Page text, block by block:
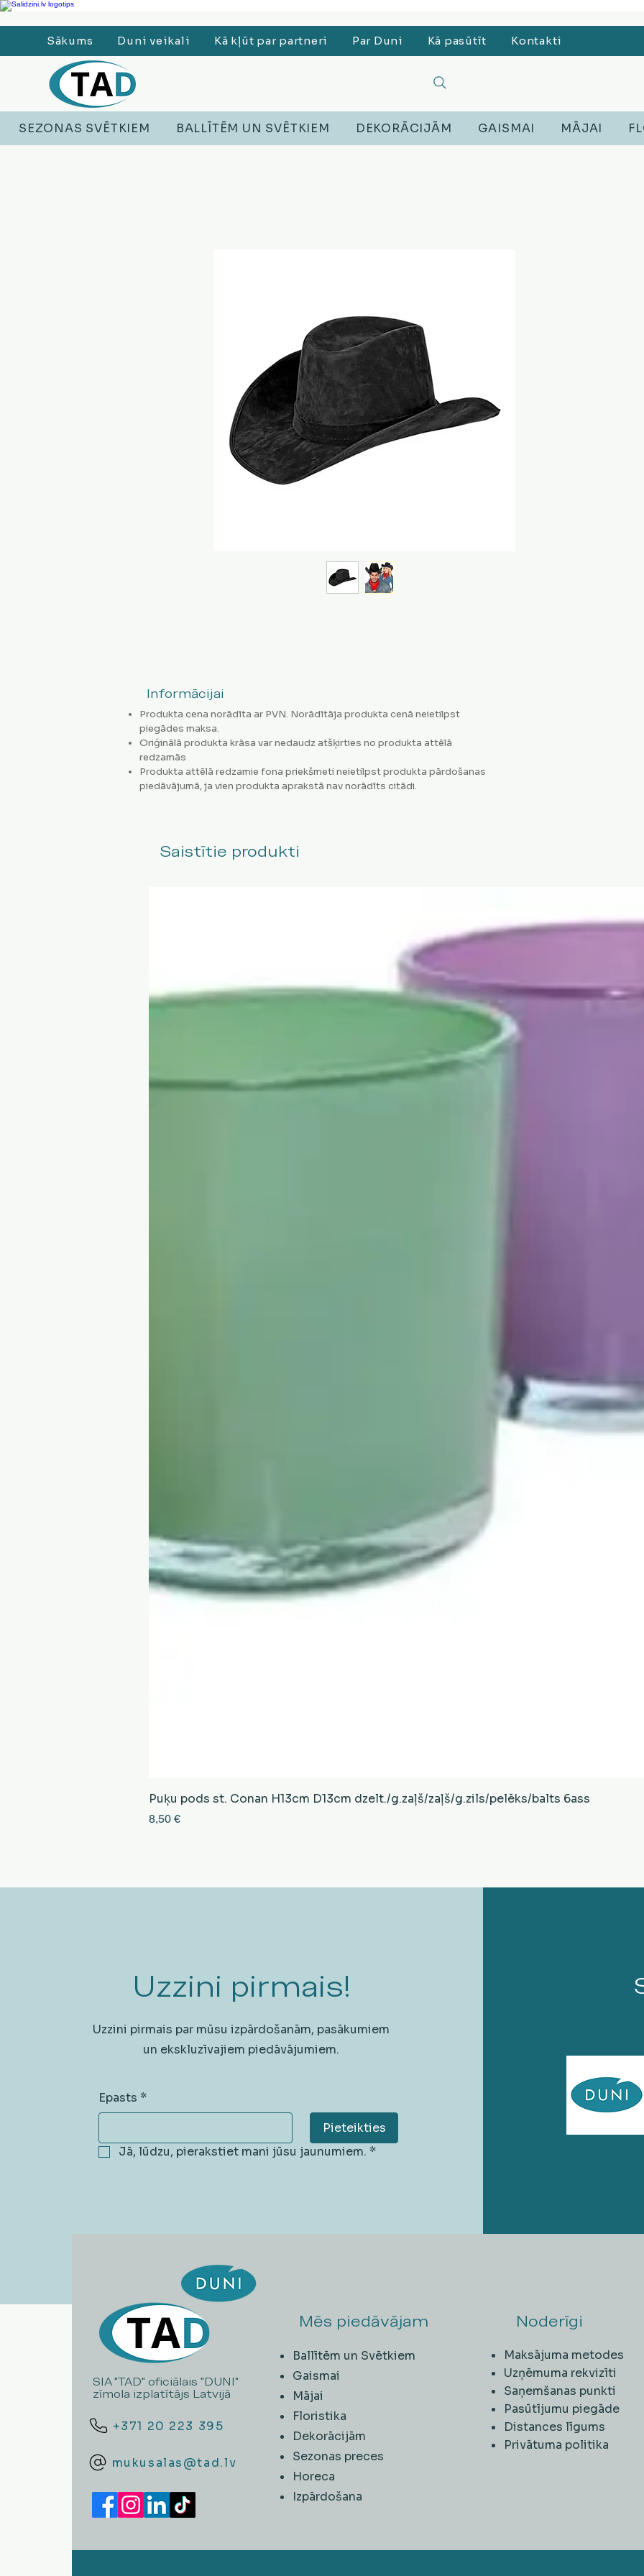
Ledusskapji, Sadzīves tehnika, Smaržas, Operatīvā atmiņa, Putekļu sūcēji, Lego, Austiņas
Sākums Duni veikali Kā kļūt par partneri Par Duni Kā pasūtīt Kontakti
SEZONAS SVĒTKIEM BALLĪTĒM UN SVĒTKIEM DEKORĀCIJĀM GAISMAI MĀJAI
Informācijai
Produkta cena norādīta ar PVN. Norādītāja produkta cenā neietilpst
piegādes maksa.
Oriģinālā produkta krāsa var nedaudz atšķirties no produkta attēlā
redzamās
Produkta attēlā redzamie fona priekšmeti neietilpst produkta pārdošanas
piedāvājumā, ja vien produkta aprakstā nav norādīts citādi.
Saistītie produkti
Ātrais skats
Puķu pods st. Conan H13cm D13cm dzelt./g.zaļš/zaļš/g.zils/pelēks/balts 6ass
Cena
8,50 €
Uzzini pirmais!
Uzzini pirmais par mūsu izpārdošanām, pasākumiem
un ekskluzīvajiem piedāvājumiem.
Epasts *
Pieteikties
Jā, lūdzu, pierakstiet mani jūsu jaunumiem. *
SIA "TAD" oficiālais "DUNI"
zīmola izplatītājs Latvijā
+371 20 223 395
mukusalas@tad.lv
Mēs piedāvājam
Ballītēm un Svētkiem
Gaismai
Mājai
Floristika
Dekorācijām
Sezonas preces
Horeca
​Izpārdošana
Noderīgi
Maksājuma metodes
Uzņēmuma rekvizīti
Saņemšanas punkti
Pasūtījumu piegāde
Distances līgums
Privātuma politika